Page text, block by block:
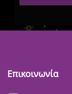
Επικοινωνία